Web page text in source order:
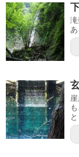
あ
と